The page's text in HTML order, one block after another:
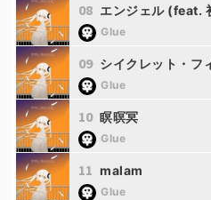
08 エンジェル (feat.
Glue
09 シイクレット・フィル
Glue
10 瞑暝冥
Glue
11 malam
Glue